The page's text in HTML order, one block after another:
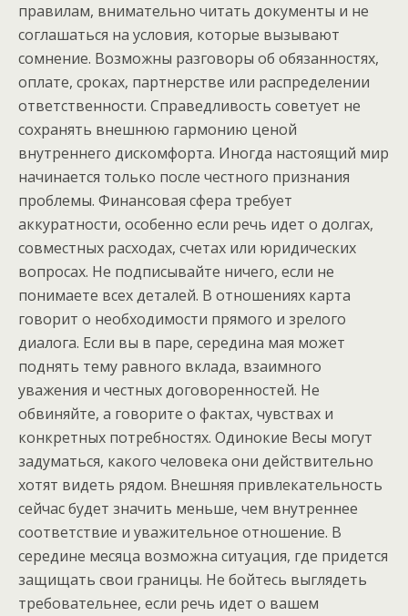
правилам, внимательно читать документы и не
соглашаться на условия, которые вызывают
сомнение. Возможны разговоры об обязанностях,
оплате, сроках, партнерстве или распределении
ответственности. Справедливость советует не
сохранять внешнюю гармонию ценой
внутреннего дискомфорта. Иногда настоящий мир
начинается только после честного признания
проблемы. Финансовая сфера требует
аккуратности, особенно если речь идет о долгах,
совместных расходах, счетах или юридических
вопросах. Не подписывайте ничего, если не
понимаете всех деталей. В отношениях карта
говорит о необходимости прямого и зрелого
диалога. Если вы в паре, середина мая может
поднять тему равного вклада, взаимного
уважения и честных договоренностей. Не
обвиняйте, а говорите о фактах, чувствах и
конкретных потребностях. Одинокие Весы могут
задуматься, какого человека они действительно
хотят видеть рядом. Внешняя привлекательность
сейчас будет значить меньше, чем внутреннее
соответствие и уважительное отношение. В
середине месяца возможна ситуация, где придется
защищать свои границы. Не бойтесь выглядеть
требовательнее, если речь идет о вашем